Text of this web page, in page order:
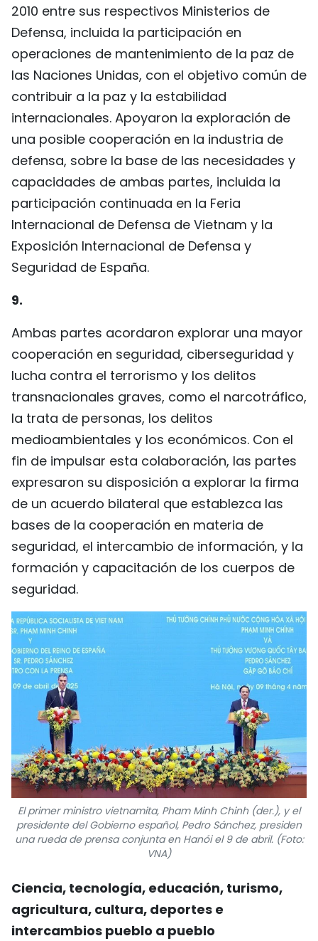
2010 entre sus respectivos Ministerios de
Defensa, incluida la participación en
operaciones de mantenimiento de la paz de
las Naciones Unidas, con el objetivo común de
contribuir a la paz y la estabilidad
internacionales. Apoyaron la exploración de
una posible cooperación en la industria de
defensa, sobre la base de las necesidades y
capacidades de ambas partes, incluida la
participación continuada en la Feria
Internacional de Defensa de Vietnam y la
Exposición Internacional de Defensa y
Seguridad de España.
9.
Ambas partes acordaron explorar una mayor
cooperación en seguridad, ciberseguridad y
lucha contra el terrorismo y los delitos
transnacionales graves, como el narcotráfico,
la trata de personas, los delitos
medioambientales y los económicos. Con el
fin de impulsar esta colaboración, las partes
expresaron su disposición a explorar la firma
de un acuerdo bilateral que establezca las
bases de la cooperación en materia de
seguridad, el intercambio de información, y la
formación y capacitación de los cuerpos de
seguridad.
El primer ministro vietnamita, Pham Minh Chinh (der.), y el
presidente del Gobierno español, Pedro Sánchez, presiden
una rueda de prensa conjunta en Hanói el 9 de abril. (Foto:
VNA)
Ciencia, tecnología, educación, turismo,
agricultura, cultura, deportes e
intercambios pueblo a pueblo